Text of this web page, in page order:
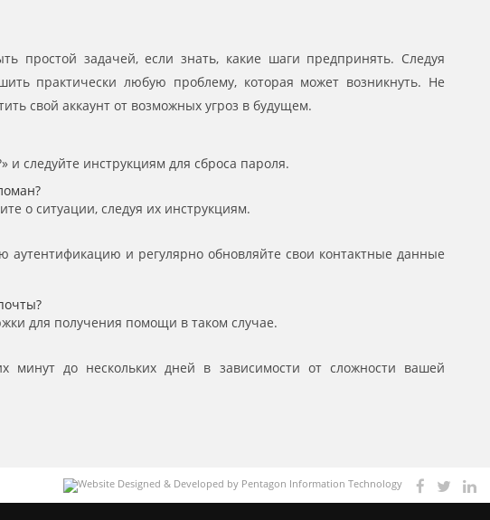
простой задачей, если знать, какие шаги предпринять. Следуя
практически любую проблему, которая может возникнуть. Не
свой аккаунт от возможных угроз в будущем.
следуйте инструкциям для сброса пароля.
о ситуации, следуя их инструкциям.
аутентификацию и регулярно обновляйте свои контактные данные
для получения помощи в таком случае.
минут до нескольких дней в зависимости от сложности вашей